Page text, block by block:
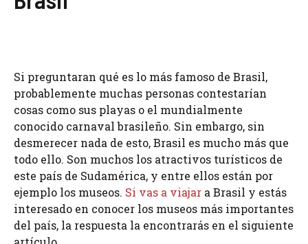
Si preguntaran qué es lo más famoso de Brasil,
probablemente muchas personas contestarían
cosas como sus playas o el mundialmente
conocido carnaval brasileño. Sin embargo, sin
desmerecer nada de esto, Brasil es mucho más que
todo ello. Son muchos los atractivos turísticos de
este país de Sudamérica, y entre ellos están por
ejemplo los museos. Si vas a viajar a Brasil y estás
interesado en conocer los museos más importantes
del país, la respuesta la encontrarás en el siguiente